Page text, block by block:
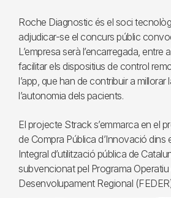
Roche Diagnostic és el soci
adjudicar-se el concurs públic
L’empresa serà l’encarregada, entre
facilitar els dispositius de control
l’app, que han de contribuir a millorar
l’autonomia dels pacients.
El projecte Strack s’emmarca en el
de Compra Pública d’Innovació dins
Integral d’utilització pública de
subvencionat pel Programa
Desenvolupament Regional